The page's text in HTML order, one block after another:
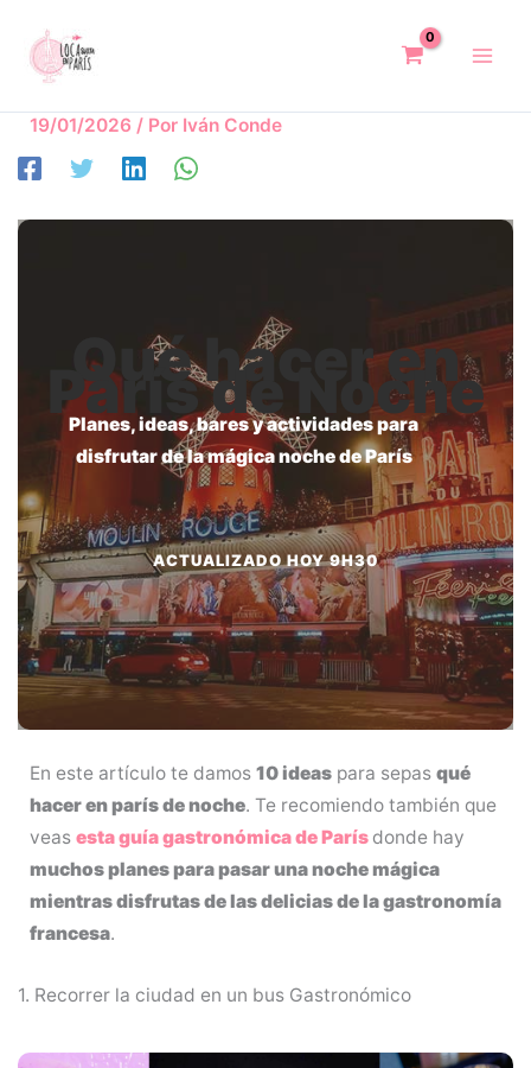
contenido
19/01/2026 / Por Iván Conde
Qué hacer en
París de Noche
Planes, ideas, bares y actividades para
disfrutar de la mágica noche de París
ACTUALIZADO HOY 9H30
En este artículo te damos 10 ideas para sepas qué
hacer en parís de noche. Te recomiendo también que
veas esta guía gastronómica de París donde hay
muchos planes para pasar una noche mágica
mientras disfrutas de las delicias de la gastronomía
francesa.
1. Recorrer la ciudad en un bus Gastronómico